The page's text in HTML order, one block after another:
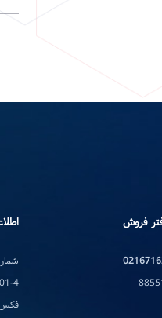
فکس:
فروش